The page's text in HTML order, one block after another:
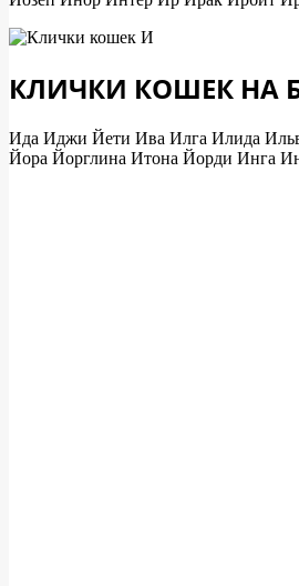
КЛИЧКИ КОШЕК НА
Ида Иджи Йети Ива Илга Илида
Йора Йорглина Итона Йорди Инга